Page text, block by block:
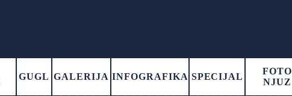
GUGL GALERIJA INFOGRAFIKA SPECIJAL
FOTO
NJUZ